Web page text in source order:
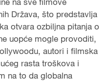
Država, što predstavlja
otvara ozbiljna pitanja o
uopće mogle provoditi,
autori i filmska
rasta troškova i
na to da globalna